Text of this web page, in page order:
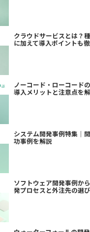
クラウドサービスとは？
に加えて導入ポイントも
ノーコード・ローコード
導入メリットと注意点を
システム開発事例特集｜
功事例を解説
ソフトウェア開発事例か
発プロセスと外注先の選